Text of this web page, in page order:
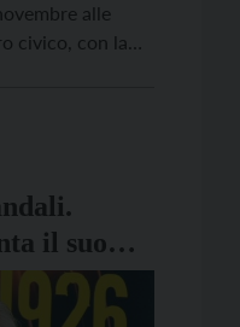
alle
civico, con la
il suo